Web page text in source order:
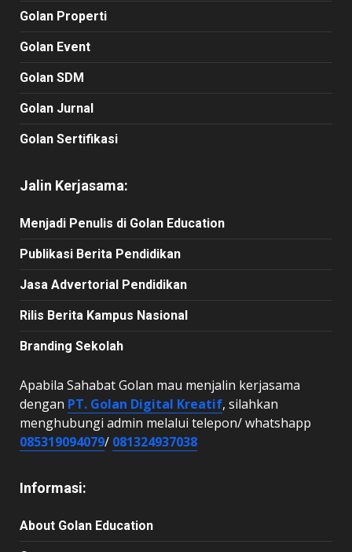
Golan Properti
Golan Event
Golan SDM
Golan Jurnal
Golan Sertifikasi
Jalin Kerjasama:
Menjadi Penulis di Golan Education
Publikasi Berita Pendidikan
Jasa Advertorial Pendidikan
Rilis Berita Kampus Nasional
Branding Sekolah
Apabila Sahabat Golan mau menjalin kerjasama
dengan PT. Golan Digital Kreatif, silahkan
menghubungi admin melalui telepon/ whatshapp
085319094079/ 081324937038
Informasi:
About Golan Education